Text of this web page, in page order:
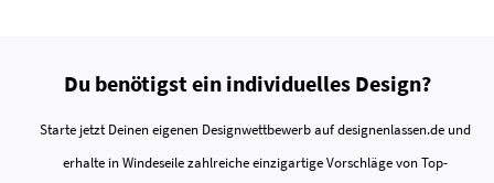
Du benötigst ein individuelles Design?
Starte jetzt Deinen eigenen Designwettbewerb auf designenlassen.de und
erhalte in Windeseile zahlreiche einzigartige Vorschläge von Top-